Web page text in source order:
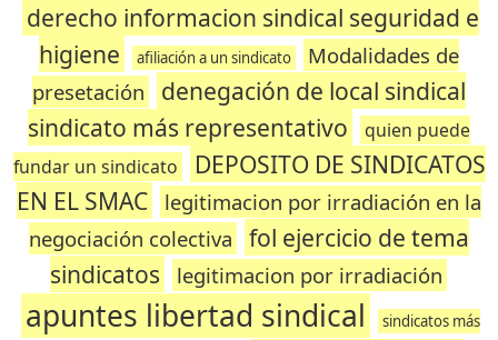
derecho informacion sindical seguridad e
higiene
afiliación a un sindicato
Modalidades de
presetación
denegación de local sindical
sindicato más representativo
quien puede
fundar un sindicato
DEPOSITO DE SINDICATOS
EN EL SMAC
legitimacion por irradiación en la
negociación colectiva
fol ejercicio de tema
sindicatos
legitimacion por irradiación
apuntes libertad sindical sindicatos más